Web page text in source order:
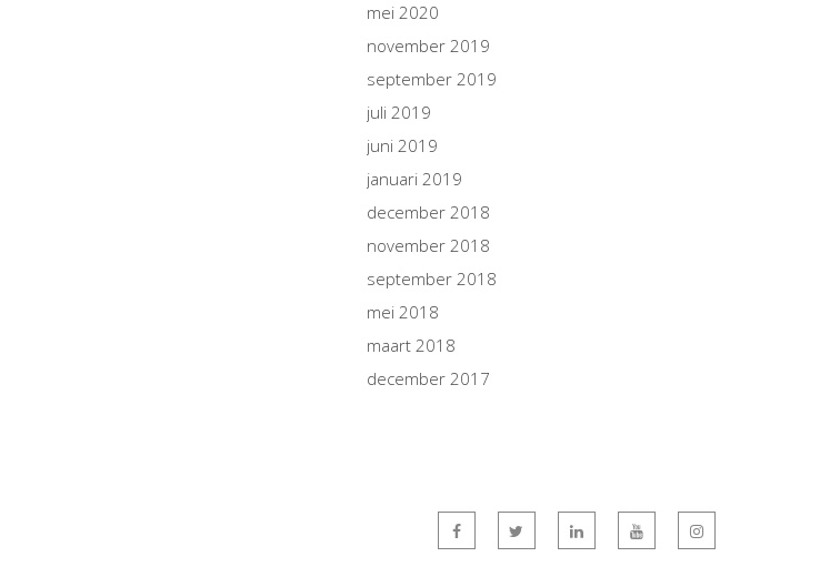
mei 2020
november 2019
september 2019
juli 2019
juni 2019
januari 2019
december 2018
november 2018
september 2018
mei 2018
maart 2018
december 2017